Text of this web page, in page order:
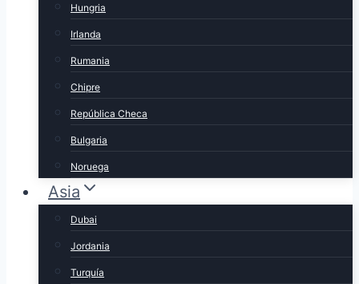
Hungria
Irlanda
Rumania
Chipre
República Checa
Bulgaria
Noruega
Asia
Dubai
Jordania
Turquía